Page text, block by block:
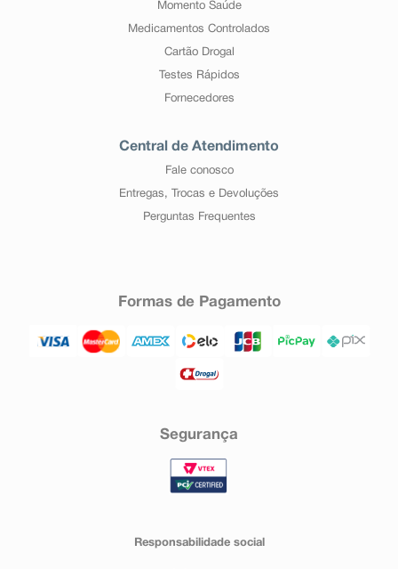
Momento Saúde
Medicamentos Controlados
Cartão Drogal
Testes Rápidos
Fornecedores
Central de Atendimento
Fale conosco
Entregas, Trocas e Devoluções
Perguntas Frequentes
Formas de Pagamento
Segurança
Responsabilidade social